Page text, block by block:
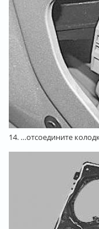
14. …отсоедините